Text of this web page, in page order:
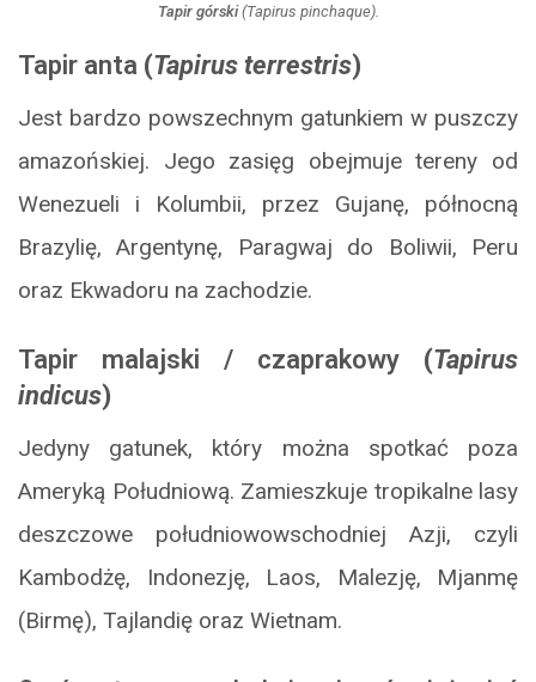
Tapir górski(Tapirus pinchaque).
Tapir anta (Tapirus terrestris)
Jest bardzo powszechnym gatunkiem w puszczy
amazońskiej. Jego zasięg obejmuje tereny od
Wenezueli i Kolumbii, przez Gujanę, północną
Brazylię, Argentynę, Paragwaj do Boliwii, Peru
oraz Ekwadoru na zachodzie.
Tapir malajski / czaprakowy (Tapirus
indicus)
Jedyny gatunek, który można spotkać poza
Ameryką Południową. Zamieszkuje tropikalne lasy
deszczowe południowowschodniej Azji, czyli
Kambodżę, Indonezję, Laos, Malezję, Mjanmę
(Birmę), Tajlandię oraz Wietnam.